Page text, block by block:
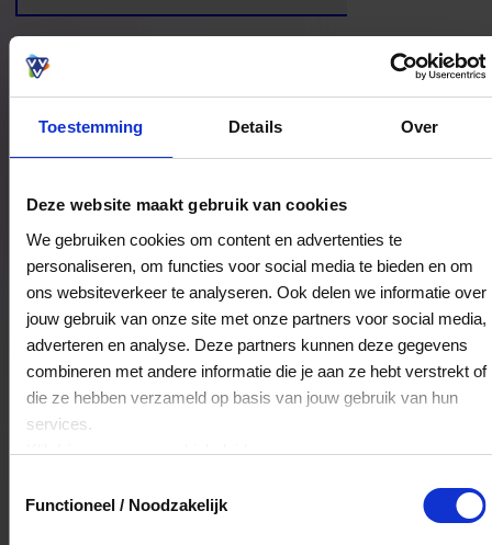
Toestemming Details Over
Deze website maakt gebruik van cookies
We gebruiken cookies om content en advertenties te
personaliseren, om functies voor social media te bieden en om
ons websiteverkeer te analyseren. Ook delen we informatie over
jouw gebruik van onze site met onze partners voor social media,
adverteren en analyse. Deze partners kunnen deze gegevens
combineren met andere informatie die je aan ze hebt verstrekt of
die ze hebben verzameld op basis van jouw gebruik van hun
services.
Klikhiervoor ons cookiebeleid.
Functioneel / Noodzakelijk
Bestedingslocaties
Koko
Bakkerstraat 5
3511JV Utrecht
Veelgestelde Vragen
Het volledige saldo op de VVV cadeaukaart